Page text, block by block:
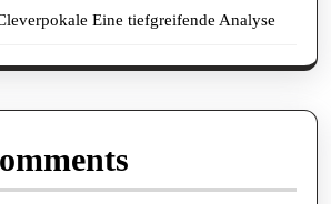
Eine tiefgreifende Analyse